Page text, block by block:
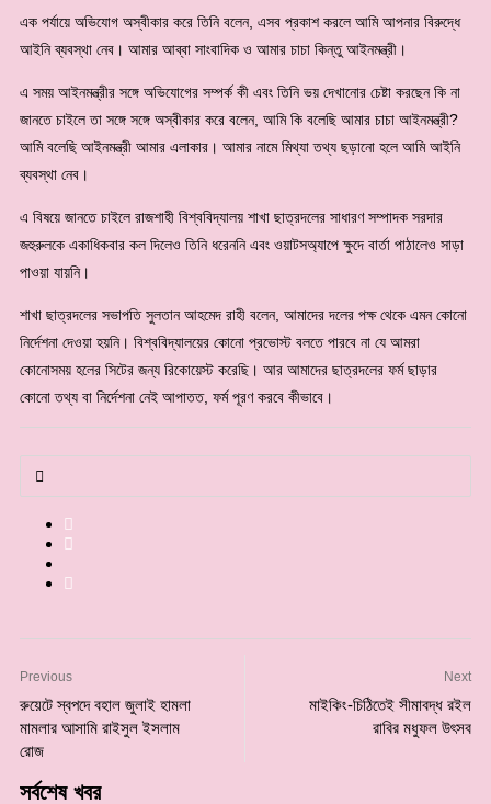
এক পর্যায়ে অভিযোগ অস্বীকার করে তিনি বলেন, এসব প্রকাশ করলে আমি আপনার বিরুদ্ধে
আইনি ব্যবস্থা নেব। আমার আব্বা সাংবাদিক ও আমার চাচা কিন্তু আইনমন্ত্রী।
এ সময় আইনমন্ত্রীর সঙ্গে অভিযোগের সম্পর্ক কী এবং তিনি ভয় দেখানোর চেষ্টা করছেন কি না
জানতে চাইলে তা সঙ্গে সঙ্গে অস্বীকার করে বলেন, আমি কি বলেছি আমার চাচা আইনমন্ত্রী?
আমি বলেছি আইনমন্ত্রী আমার এলাকার। আমার নামে মিথ্যা তথ্য ছড়ানো হলে আমি আইনি
ব্যবস্থা নেব।
এ বিষয়ে জানতে চাইলে রাজশাহী বিশ্ববিদ্যালয় শাখা ছাত্রদলের সাধারণ সম্পাদক সরদার
জহুরুলকে একাধিকবার কল দিলেও তিনি ধরেননি এবং ওয়াটসঅ্যাপে ক্ষুদে বার্তা পাঠালেও সাড়া
পাওয়া যায়নি।
শাখা ছাত্রদলের সভাপতি সুলতান আহমেদ রাহী বলেন, আমাদের দলের পক্ষ থেকে এমন কোনো
নির্দেশনা দেওয়া হয়নি। বিশ্ববিদ্যালয়ের কোনো প্রভোস্ট বলতে পারবে না যে আমরা
কোনোসময় হলের সিটের জন্য রিকোয়েস্ট করেছি। আর আমাদের ছাত্রদলের ফর্ম ছাড়ার
কোনো তথ্য বা নির্দেশনা নেই আপাতত, ফর্ম পূরণ করবে কীভাবে।
Previous
রুয়েটে স্বপদে বহাল জুলাই হামলা
মামলার আসামি রাইসুল ইসলাম
রোজ
Next
মাইকিং-চিঠিতেই সীমাবদ্ধ রইল
রাবির মধুফল উৎসব
সর্বশেষ খবর